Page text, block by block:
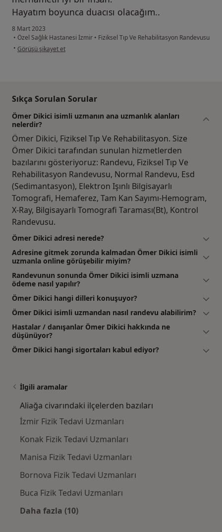
Hayatım boyunca duacısı olacağım..
8 Mart 2023
• Özel Sağlık Hastanesi İzmir • Fiziksel Tıp Ve Rehabilitasyon Randevusu
• kullanıcının görüşüne göre na...
Görüşü şikayet et
Sıkça Sorulan Sorular
Ömer Dikici isimli uzmanın ana uzmanlık alanları
nelerdir?
Ömer Dikici, Fiziksel Tıp Ve Rehabilitasyon. Size
Ömer Dikici tarafından sunulan hizmetlerden
bazılarını gösteriyoruz: Randevu, Fiziksel Tıp Ve
Rehabilitasyon Randevusu, Normal Randevu, Esd
(Sedimantasyon), Elektron Işınlı Bilgisayarlı
Tomografi, Hemaferez, Tam Kan Sayımı-Hemogram,
X-Ray, Bilgisayarlı Tomografi Taraması(Bt), Kontrol
Randevusu.
Ömer Dikici adresi nerede?
Adresine gitmek zorunda kalmadan Ömer Dikici isimli
uzmanla online görüşebilir miyim?
Randevunun sonunda Ömer Dikici isimli uzmana
ödeme nasıl yapılır?
Ömer Dikici hangi dilleri konuşuyor?
Ömer Dikici isimli uzmandan nasıl randevu alabilirim?
Hastalar / danışanlar Ömer Dikici hakkında ne
düşünüyor?
Ömer Dikici hangi sigortaları kabul ediyor?
İlgili aramalar
Aliağa civarındaki ilçelerden bazıları
İzmir Fizik Tedavi Uzmanları
Konak Fizik Tedavi Uzmanları
Manisa Fizik Tedavi Uzmanları
Bornova Fizik Tedavi Uzmanları
Buca Fizik Tedavi Uzmanları
Daha fazla (10)